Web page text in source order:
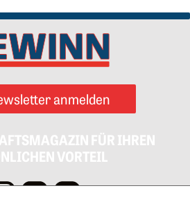
anmelden
FÜR IHREN
VORTEIL